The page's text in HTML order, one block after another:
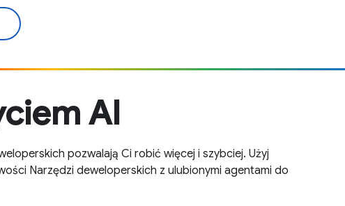
AI
pozwalają Ci robić więcej i szybciej. Użyj
Narzędzi deweloperskich z ulubionymi agentami do